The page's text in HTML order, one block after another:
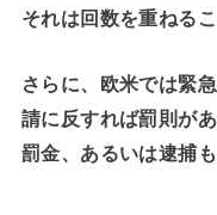
それは回数を重ねる
さらに、欧米では緊
請に反すれば罰則があ
罰金、あるいは逮捕も